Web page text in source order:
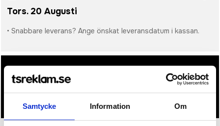
Samtycke Information Om
Tors. 20 Augusti
• Snabbare leverans? Ange önskat leveransdatum i kassan.
• Du får alltid godkänna en offert och skiss på mailen
innan beställningen blir bindande.